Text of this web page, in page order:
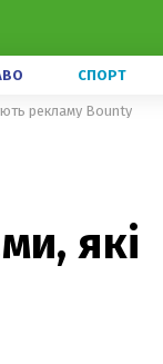
СПОРТ
рекламу Bounty
які